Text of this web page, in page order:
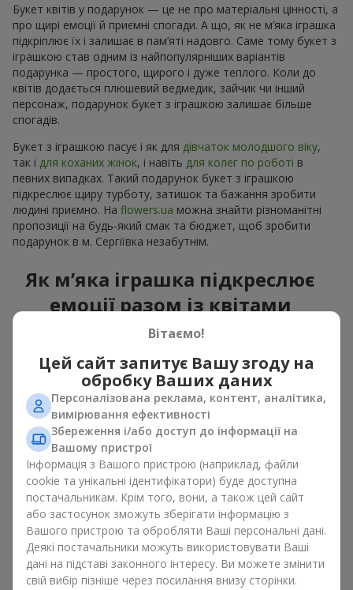
Букет квітів у подарунок — це не про матеріальні цінності, а
про щирі емоції й приємні спогади. А що, як не м’яка іграшка
підкріплює їх і залишає в пам’яті надовго. Саме тому букет з
іграшкою став одним із найпопулярніших варіантів
подарунка — простого, щирого і дуже теплого. Коли до
квітів додається плюшевий ведмедик, зайчик чи інший
персонаж, подарунок букет з іграшкою залишає більше
спогадів.
Букет з іграшкою пасує і як для дівчаток молодшого віку,
так і для коханих жінок, і навіть для колег по роботі в
певних випадках. Такий подарунок букет з іграшкою
підкреслює щиру турботу, затишок та бажання зробити
людині приємно. На flowers.ua можна знайти різноманітні
пропозиції на будь-який смак та бюджет, щоб зробити
подарунок в м. Сергіївка незабутнім.
Як м’яка іграшка підкреслює
емоції разом із квітами
Букет з іграшкою — універсальне і завжди влучне рішення.
оновлювати їх в пам’яті, кожен раз, коли плюшевий
приятель потрапляє у поле зору Разом букет з іграшкою
працюють ідеально. Квіти та іграшка створюють баланс між
красою і ніжністю, а ще залишають приємний подарунок на
довгі роки.
Приємні на дотик іграшки викликають відчуття спокою та
домашній затишок. Тому букет з іграшкою – це дійсно
відмінний спосіб лишити спогад про того, хто подарував
цей букет з іграшкою.
Популярні комбінації букетів і
іграшок
Вітаємо!
Цей сайт запитує Вашу згоду на
обробку Ваших даних
Персоналізована реклама, контент, аналітика,
вимірювання ефективності
Збереження і/або доступ до інформації на
Вашому пристрої
Інформація з Вашого пристрою (наприклад, файли
cookie та унікальні ідентифікатори) буде доступна
постачальникам. Крім того, вони, а також цей сайт
або застосунок зможуть зберігати інформацію з
Вашого пристрою та обробляти Ваші персональні дані.
Деякі постачальники можуть використовувати Ваші
дані на підставі законного інтересу. Ви можете змінити
свій вибір пізніше через посилання внизу сторінки.